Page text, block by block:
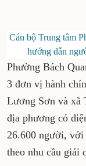
Cán bộ Trung tâm
hướng dẫn
Phường Bách
3 đơn vị hành
Lương Sơn và xã
địa phương có
26.600 người, với
theo nhu cầu giải